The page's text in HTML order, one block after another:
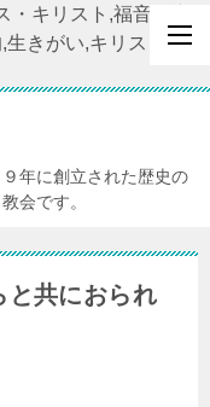
キリスト,福音,希望,
きがい,キリスト教,聖
年に創立された歴史の
会です。
と共におられ